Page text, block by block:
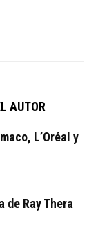
AUTOR
L’Oréal y
de Ray Thera